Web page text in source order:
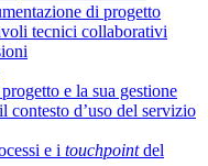
di progetto
tecnici collaborativi
e la sua gestione
contesto d’uso del servizio
e i touchpointdel